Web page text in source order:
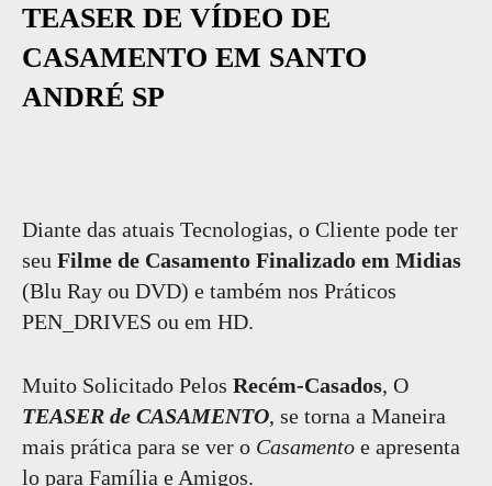
TEASER DE VÍDEO DE
CASAMENTO EM SANTO
ANDRÉ SP
Diante das atuais Tecnologias, o Cliente pode ter
seu Filme de Casamento Finalizado em Midias
(Blu Ray ou DVD) e também nos Práticos
PEN_DRIVES ou em HD.
Muito Solicitado Pelos Recém-Casados, O
TEASER de CASAMENTO, se torna a Maneira
mais prática para se ver o Casamento e apresenta
lo para Família e Amigos.